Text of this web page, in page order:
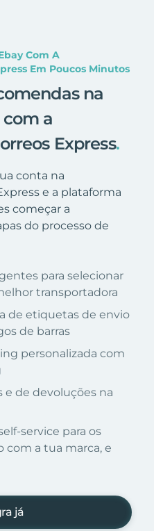
Com A
Em Poucos Minutos
na
a
Express.
conta na
e a plataforma
começar a
do processo de
para selecionar
transportadora
de etiquetas de envio
de barras
personalizada com
e de devoluções na
service para os
com a tua marca, e
já